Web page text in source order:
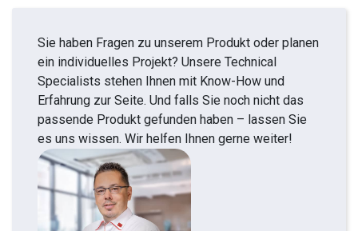
Sie haben Fragen zu unserem Produkt oder planen
ein individuelles Projekt? Unsere Technical
Specialists stehen Ihnen mit Know-How und
Erfahrung zur Seite. Und falls Sie noch nicht das
passende Produkt gefunden haben – lassen Sie
es uns wissen. Wir helfen Ihnen gerne weiter!